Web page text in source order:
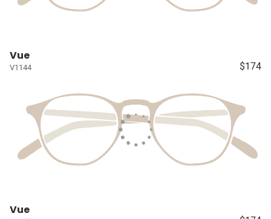
Vue
V1144 $174
Vue